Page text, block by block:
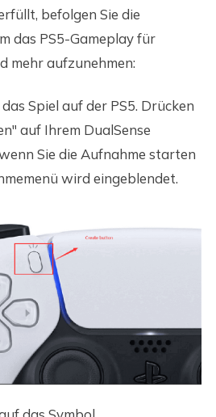
befolgen Sie die
das PS5-Gameplay für
mehr aufzunehmen:
Spiel auf der PS5. Drücken
auf Ihrem DualSense
Sie die Aufnahme starten
wird eingeblendet.